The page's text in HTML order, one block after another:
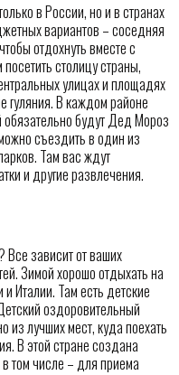
в России, но и в странах
вариантов – соседняя
отдохнуть вместе с
столицу страны,
улицах и площадях
гуляния. В каждом районе
обязательно будут Дед Мороз
съездить в один из
Там вас ждут
и другие развлечения.
Все зависит от ваших
Зимой хорошо отдыхать на
Италии. Там есть детские
оздоровительный
лучших мест, куда поехать
В этой стране создана
в том числе – для приема